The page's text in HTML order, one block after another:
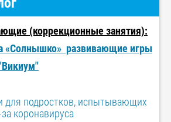
(коррекционные занятия):
«Солнышко» развивающие игры
для подростков, испытывающих
коронавируса